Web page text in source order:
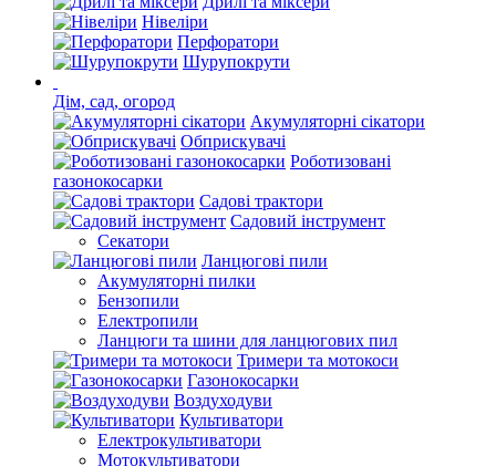
Нівеліри
Перфоратори
Шурупокрути
Дім, сад, огород
Акумуляторні сікатори
Обприскувачі
Роботизовані
газонокосарки
Садові трактори
Садовий інструмент
Секатори
Ланцюгові пили
Акумуляторні пилки
Бензопили
Електропили
Ланцюги та шини для ланцюгових пил
Тримери та мотокоси
Газонокосарки
Воздуходуви
Культиватори
Електрокультиватори
Мотокультиватори